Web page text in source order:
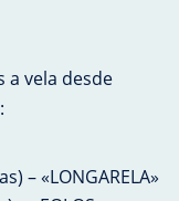
a vela desde
– «LONGARELA»